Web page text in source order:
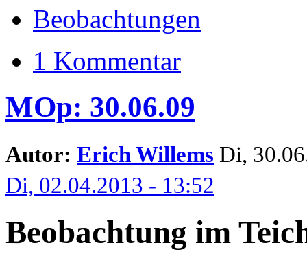
Beobachtungen
1 Kommentar
MOp: 30.06.09
Autor: Erich Willems Di,
Di, 02.04.2013 - 13:52
Beobachtung im